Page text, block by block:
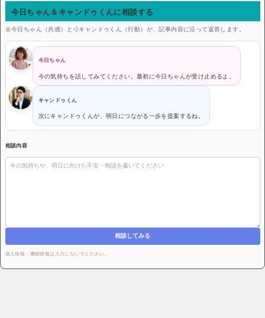
今日ちゃん＆キャンドゥくんに相談する
🌼今日ちゃん（共感）と💨キャンドゥくん（行動）が、記事内容に沿って返答します。
今日ちゃん
今の気持ちを話してみてください。最初に今日ちゃんが受け止めるよ。
キャンドゥくん
次にキャンドゥくんが、明日につながる一歩を提案するね。
相談内容
相談してみる
個人情報・機密情報は入力しないでください。